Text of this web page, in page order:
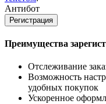
Антибот
Регистрация
Преимущества
Отслеживание
Возможность
удобных покупок
Ускоренное